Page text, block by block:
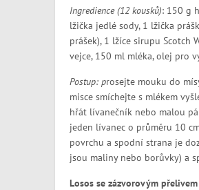
Ingredience (12 kousků): 150 g
lžička jedlé sody, 1 lžička
prášek), 1 lžíce sirupu Scotch
vejce, 150 ml mléka, olej pro
Postup: prosejte mouku do
misce smíchejte s mlékem
hřát lívanečník nebo malou
jeden lívanec o průměru 10
povrchu a spodní strana je
jsou maliny nebo borůvky) a
Losos se zázvorovým přelivem